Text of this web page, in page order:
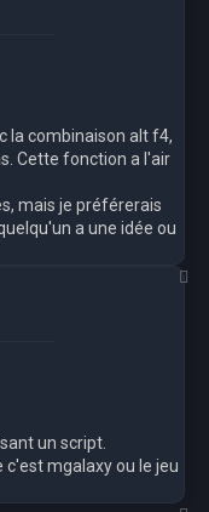
la combinaison alt f4,
Cette fonction a l'air
mais je préférerais
a une idée ou
un script.
mgalaxy ou le jeu